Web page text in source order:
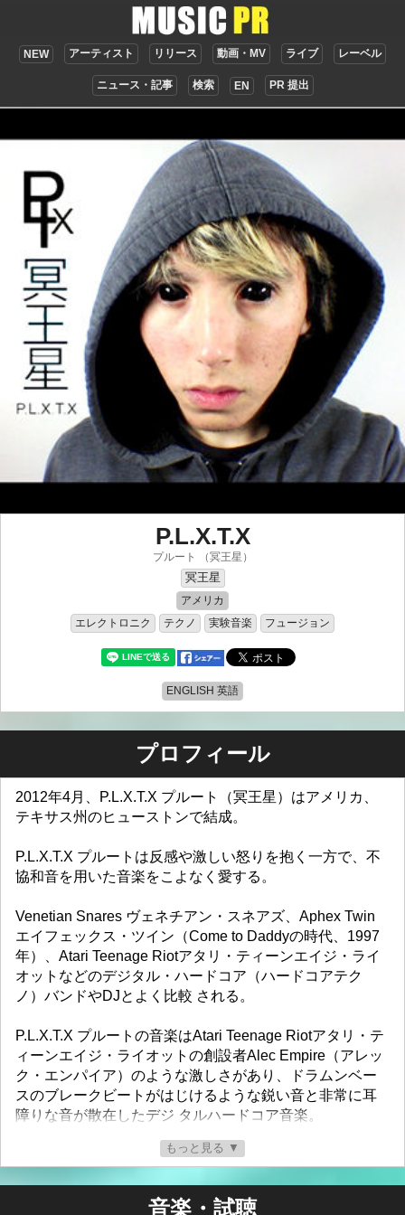
NEW アーティスト リリース 動画・MV ライブ レーベル
ニュース・記事 検索 EN PR 提出
P.L.X.T.X
プルート （冥王星）
冥王星
アメリカ
エレクトロニク
テクノ 実験音楽 フュージョン
ENGLISH 英語
プロフィール
2012年4月、P.L.X.T.X プルート（冥王星）はアメリカ、
テキサス州のヒューストンで結成。
P.L.X.T.X プルートは反感や激しい怒りを抱く一方で、不
協和音を用いた音楽をこよなく愛する。
Venetian Snares ヴェネチアン・スネアズ、Aphex Twin
エイフェックス・ツイン（Come to Daddyの時代、1997
年）、Atari Teenage Riotアタリ・ティーンエイジ・ライ
オットなどのデジタル・ハードコア（ハードコアテク
ノ）バンドやDJとよく比較 される。
P.L.X.T.X プルートの音楽はAtari Teenage Riotアタリ・テ
ィーンエイジ・ライオットの創設者Alec Empire（アレッ
ク・エンパイア）のような激しさがあり、ドラムンベー
スのブレークビートがはじけるような鋭い音と非常に耳
障りな音が散在したデジ タルハードコア音楽。
P.L.X.T.X プルートは、23歳チリ系アメリカ人Bradley
もっと見る ▼
音楽・試聴